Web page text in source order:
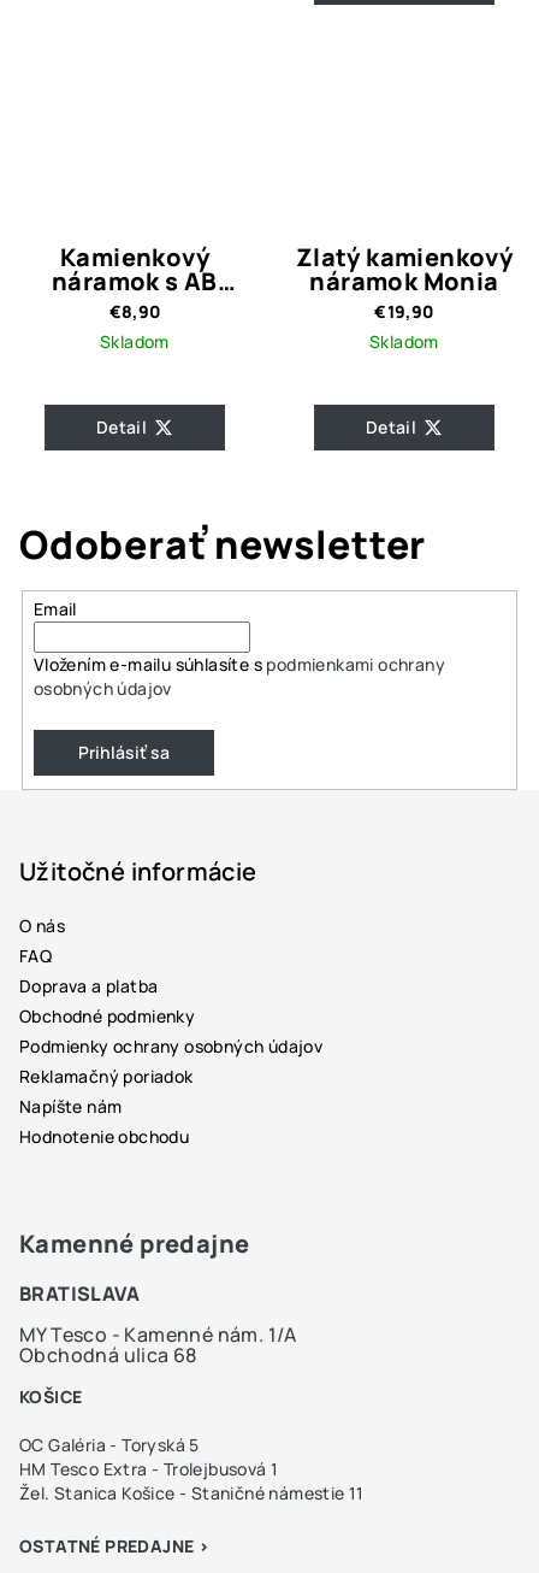
Kamienkový
náramok s AB
efektom Teria
€8,90
Skladom
Detail
Zlatý kamienkový
náramok Monia
€19,90
Skladom
Detail
Odoberať newsletter
Email
Vložením e-mailu súhlasíte s podmienkami ochrany
osobných údajov
Prihlásiť sa
Užitočné informácie
O nás
FAQ
Doprava a platba
Obchodné podmienky
Podmienky ochrany osobných údajov
Reklamačný poriadok
Napíšte nám
Hodnotenie obchodu
Kamenné predajne
BRATISLAVA
MY Tesco - Kamenné nám. 1/A
Obchodná ulica 68
KOŠICE
OC Galéria - Toryská 5
HM Tesco Extra - Trolejbusová 1
Žel. Stanica Košice - Staničné námestie 11
OSTATNÉ PREDAJNE >